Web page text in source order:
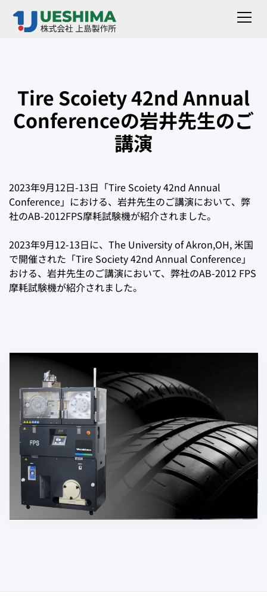
Tire Scoiety 42nd Annual
Conferenceの岩井先生のご
講演
2023年9月12日-13日「Tire Scoiety 42nd Annual
Conference」における、岩井先生のご講演において、弊
社のAB-2012FPS摩耗試験機が紹介されました。
2023年9月12-13日に、The University of Akron,OH, 米国
で開催された「Tire Society 42nd Annual Conference」
おける、岩井先生のご講演において、弊社のAB-2012 FPS
摩耗試験機が紹介されました。